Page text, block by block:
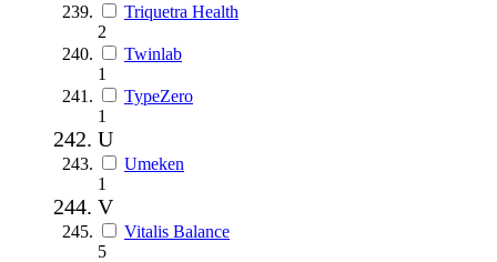
Triquetra Health
2
Twinlab
1
TypeZero
1
U
Umeken
1
V
Vitalis Balance
5